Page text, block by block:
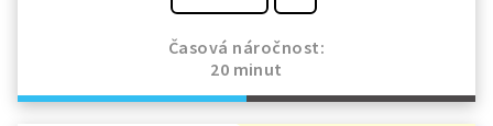
Časová náročnost:
20 minut